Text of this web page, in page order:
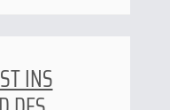
INS